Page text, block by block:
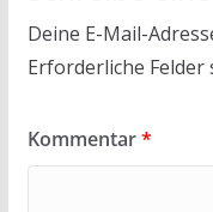
Deine E-Mail-
Erforderliche Felder
Kommentar*